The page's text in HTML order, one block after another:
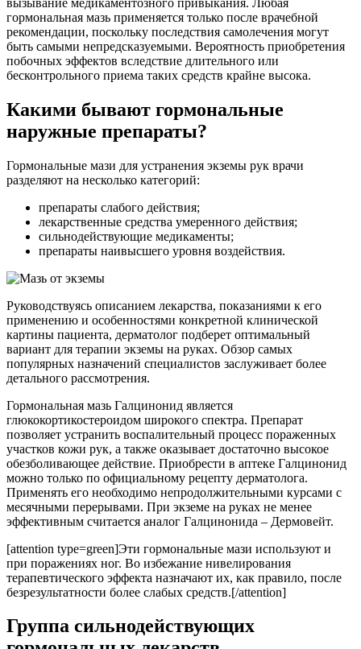
гормональная мазь применяется только после врачебной
рекомендации, поскольку последствия самолечения могут
быть самыми непредсказуемыми. Вероятность приобретения
побочных эффектов вследствие длительного или
бесконтрольного приема таких средств крайне высока.
Какими бывают гормональные
наружные препараты?
Гормональные мази для устранения экземы рук врачи
разделяют на несколько категорий:
препараты слабого действия;
лекарственные средства умеренного действия;
сильнодействующие медикаменты;
препараты наивысшего уровня воздействия.
Руководствуясь описанием лекарства, показаниями к его
применению и особенностями конкретной клинической
картины пациента, дерматолог подберет оптимальный
вариант для терапии экземы на руках. Обзор самых
популярных назначений специалистов заслуживает более
детального рассмотрения.
Гормональная мазь Галцинонид является
глюкокортикостероидом широкого спектра. Препарат
позволяет устранить воспалительный процесс пораженных
участков кожи рук, а также оказывает достаточно высокое
обезболивающее действие. Приобрести в аптеке Галцинонид
можно только по официальному рецепту дерматолога.
Применять его необходимо непродолжительными курсами с
месячными перерывами. При экземе на руках не менее
эффективным считается аналог Галцинонида – Дермовейт.
[attention type=green]Эти гормональные мази используют и
при поражениях ног. Во избежание нивелирования
терапевтического эффекта назначают их, как правило, после
безрезультатности более слабых средств.[/attention]
Группа сильнодействующих